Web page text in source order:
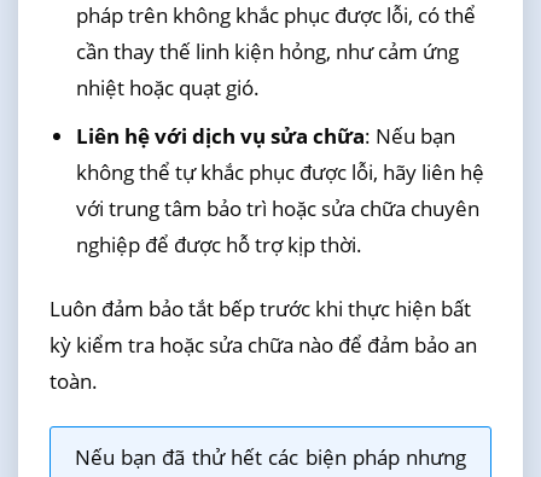
pháp trên không khắc phục được lỗi, có thể
cần thay thế linh kiện hỏng, như cảm ứng
nhiệt hoặc quạt gió.
Liên hệ với dịch vụ sửa chữa: Nếu bạn
không thể tự khắc phục được lỗi, hãy liên hệ
với trung tâm bảo trì hoặc sửa chữa chuyên
nghiệp để được hỗ trợ kịp thời.
Luôn đảm bảo tắt bếp trước khi thực hiện bất
kỳ kiểm tra hoặc sửa chữa nào để đảm bảo an
toàn.
Nếu bạn đã thử hết các biện pháp nhưng